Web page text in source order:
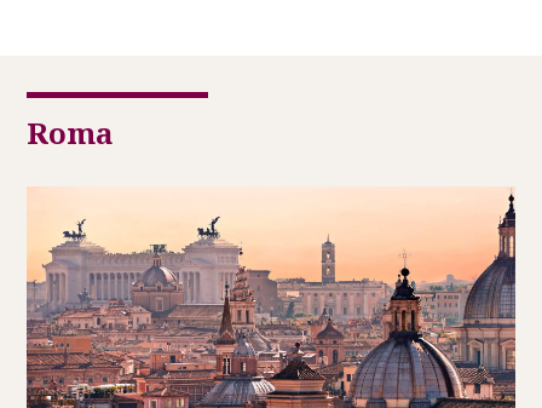
Roma